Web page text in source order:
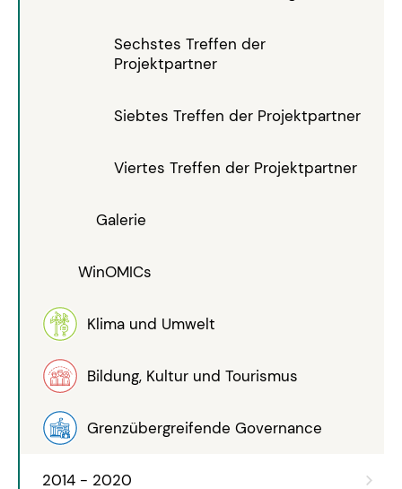
Sechstes Treffen der
Projektpartner
Siebtes Treffen der Projektpartner
Viertes Treffen der Projektpartner
Galerie
WinOMICs
Klima und Umwelt
Bildung, Kultur und Tourismus
Grenzübergreifende Governance
2014 - 2020